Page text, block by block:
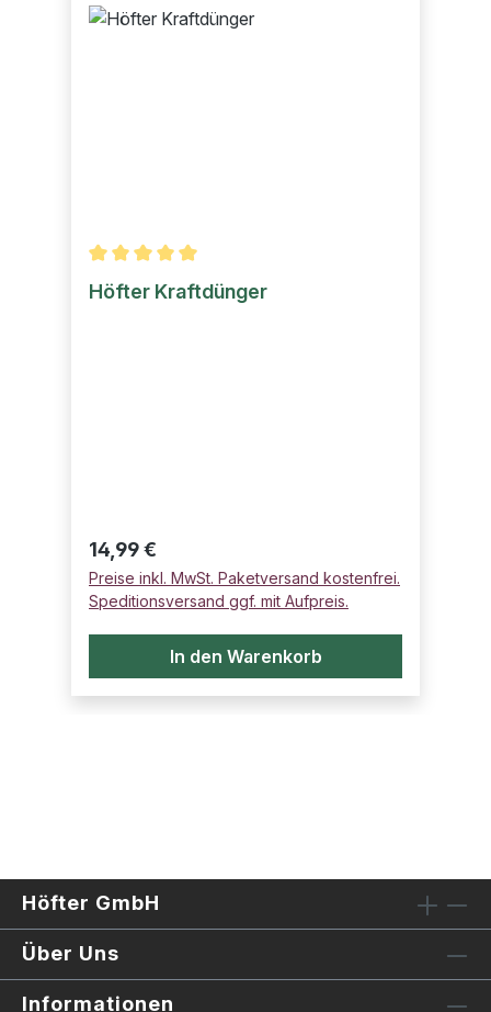
Durchschnittliche Bewertung von 5 von 5 Sternen
Höfter Kraftdünger
Regulärer Preis:
14,99 €
Preise inkl. MwSt. Paketversand kostenfrei.
Speditionsversand ggf. mit Aufpreis.
In den Warenkorb
Höfter GmbH
Über Uns
Informationen